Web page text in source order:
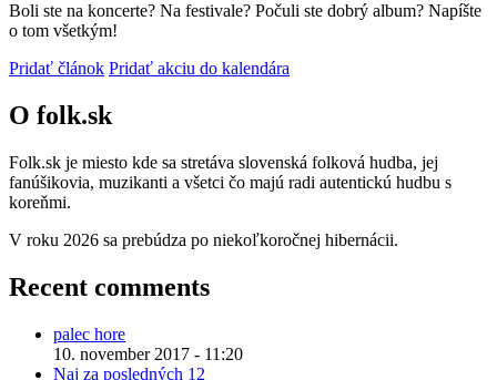
Boli ste na koncerte? Na festivale? Počuli ste dobrý album? Napíšte
o tom všetkým!
Pridať článok Pridať akciu do kalendára
O folk.sk
Folk.sk je miesto kde sa stretáva slovenská folková hudba, jej
fanúšikovia, muzikanti a všetci čo majú radi autentickú hudbu s
koreňmi.
V roku 2026 sa prebúdza po niekoľkoročnej hibernácii.
Recent comments
palec hore
10. november 2017 - 11:20
Naj za posledných 12